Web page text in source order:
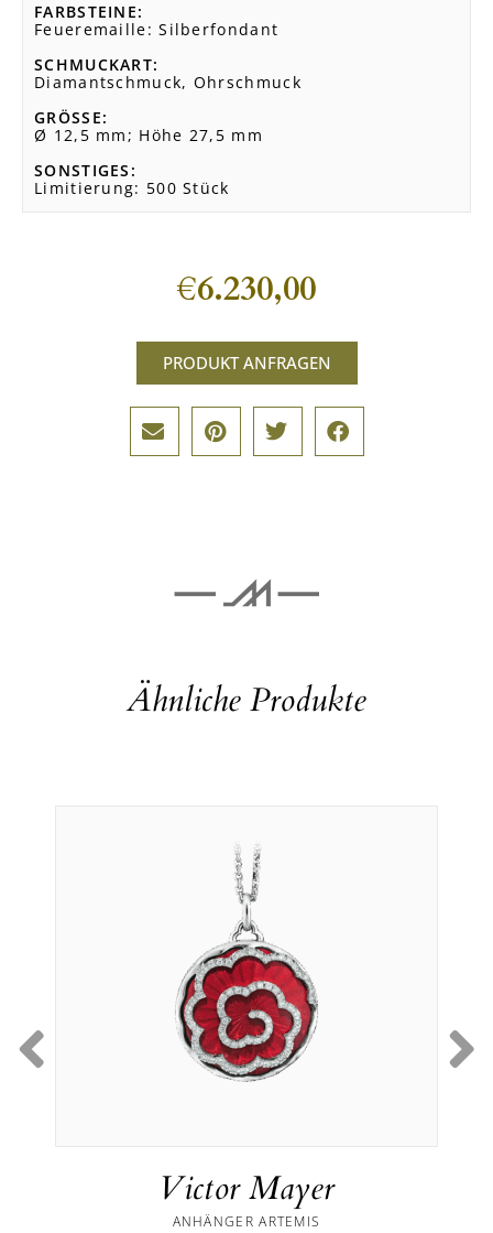
FARBSTEINE
Feueremaille: Silberfondant
SCHMUCKART
Diamantschmuck, Ohrschmuck
GRÖSSE
Ø 12,5 mm; Höhe 27,5 mm
SONSTIGES
Limitierung: 500 Stück
€6.230,00
PRODUKT ANFRAGEN
Ähnliche Produkte
Victor Mayer
ANHÄNGER ARTEMIS